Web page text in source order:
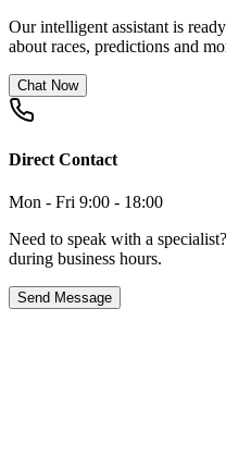
Our intelligent assistant is
about races, predictions and
Chat Now
Direct Contact
Mon - Fri 9:00 - 18:00
Need to speak with a
during business hours.
Send Message